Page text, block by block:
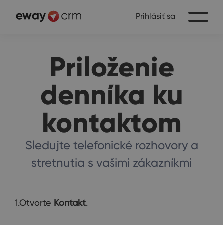
Prihlásiť sa
Priloženie
denníka ku
kontaktom
Sledujte telefonické rozhovory a
stretnutia s vašimi zákazníkmi
1.Otvorte Kontakt.